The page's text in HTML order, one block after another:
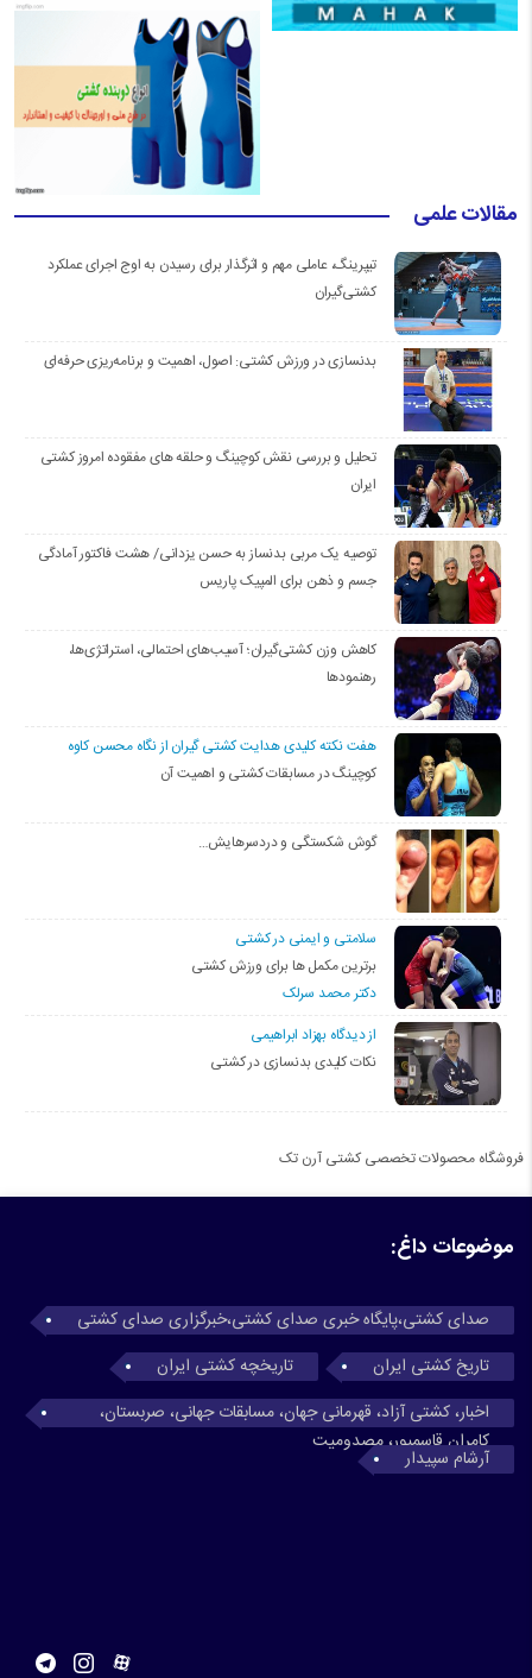
مقالات علمی
تیپرینگ، عاملی مهم و اثرگذار برای رسیدن به اوج اجرای عملکرد
کشتی‌گیران
بدنسازی در ورزش کشتی: اصول، اهمیت و برنامه‌ریزی حرفه‌ای
تحلیل و بررسی نقش کوچینگ و حلقه های مفقوده امروز کشتی
ایران
توصیه یک مربی بدنساز به حسن یزدانی/ هشت فاکتور آمادگی
جسم و ذهن برای المپیک پاریس
کاهش وزن کشتی‌گیران؛ آسیب‌های احتمالی، استراتژی‌ها،
رهنمودها
هفت نکته کلیدی هدایت کشتی گیران از نگاه محسن کاوه
کوچینگ در مسابقات کشتی و اهمیت آن
گوش شکستگی و دردسرهایش…
سلامتی و ایمنی در کشتی
برترین مکمل ها برای ورزش کشتی
دکتر محمد سرلک
از دیدگاه بهزاد ابراهیمی
نکات کلیدی بدنسازی در کشتی
فروشگاه محصولات تخصصی کشتی آرن تک
موضوعات داغ:
صدای کشتی،پایگاه خبری صدای کشتی،خبرگزاری صدای کشتی
تاریخ کشتی ایران
تاریخچه کشتی ایران
اخبار، کشتی آزاد، قهرمانی جهان، مسابقات جهانی، صربستان،
کامران قاسمپور، مصدومیت
آرشام سپیدار